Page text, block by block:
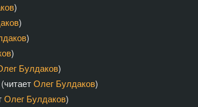
)
)
)
)
Булдаков)
(читаетОлег Булдаков)
Олег Булдаков)